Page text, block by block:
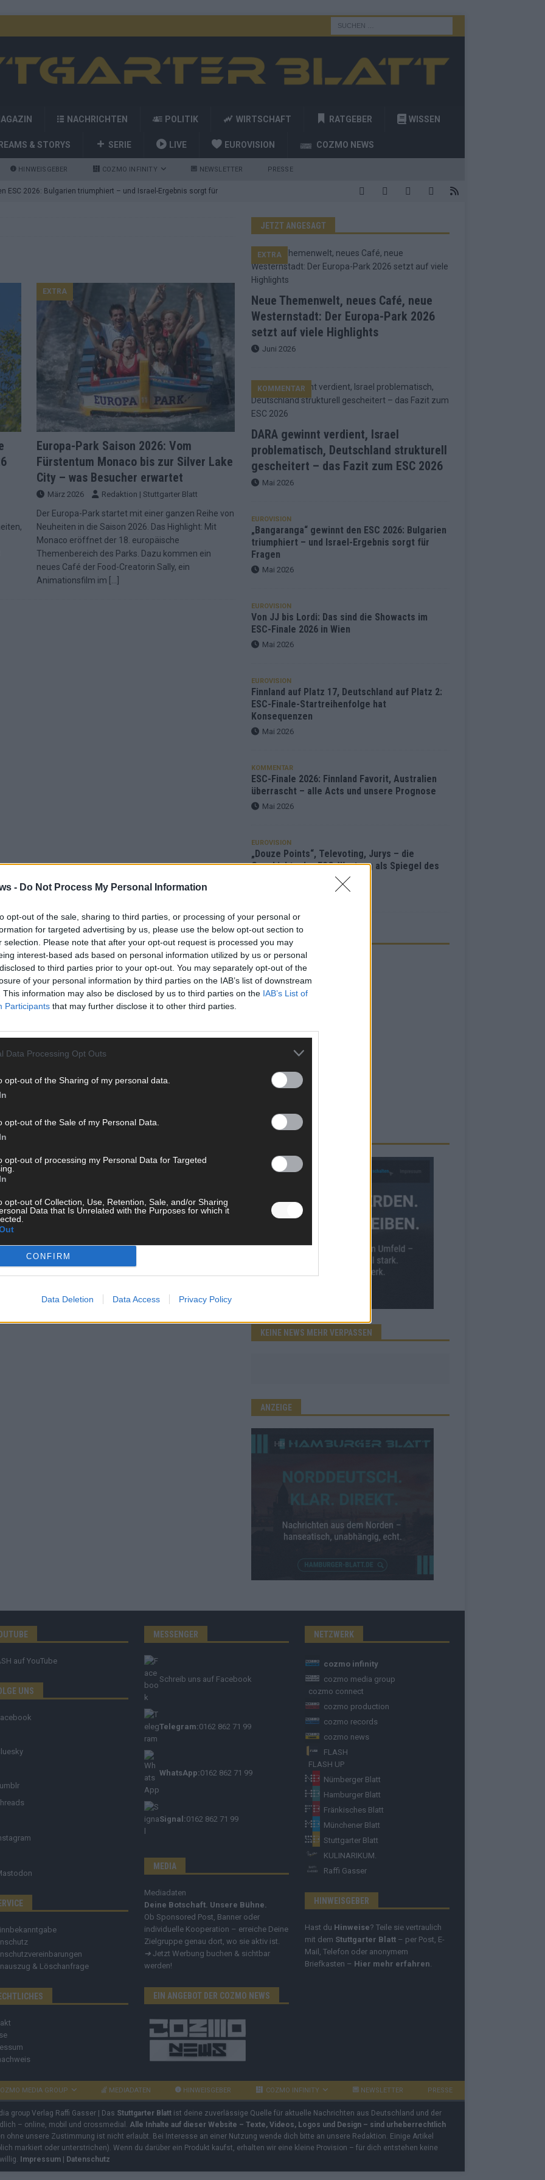
- Do Not Process My Personal Information
opt-out of the sale, sharing to third parties, or processing of your personal or
for targeted advertising by us, please use the below opt-out section to
selection. Please note that after your opt-out request is processed you may
interest-based ads based on personal information utilized by us or personal
to third parties prior to your opt-out. You may separately opt-out of the
of your personal information by third parties on the IAB’s list of downstream
This information may also be disclosed by us to third parties on the IAB’s List of
Participants that may further disclose it to other third parties.
Data Processing Opt Outs
opt-out of the Sharing of my personal data.
opt-out of the Sale of my Personal Data.
opt-out of processing my Personal Data for Targeted
opt-out of Collection, Use, Retention, Sale, and/or Sharing
Data that Is Unrelated with the Purposes for which it
CONFIRM
Data Deletion Data Access Privacy Policy
NACHRICHTEN POLITIK WIRTSCHAFT RATGEBER WISSEN
& STORYS SERIE LIVE EUROVISION COZMO NEWS
HINWEISGEBER COZMO INFINITY NEWSLETTER PRESSE
ESC 2026: Bulgarien triumphiert – und Israel-Ergebnis sorgt für
die Showacts im ESC-Finale 2026 in Wien
auf Platz 2: ESC-Finale-Startreihenfolge hat
Favorit, Australien überrascht – alle Acts und unsere Prognose
Jurys – die Geschichte der ESC-Wertung als Spiegel des
vier Big-Four-Länder, ein Gastgeber – alle Acts im
Walzer zu kurz, Moderation zu provinziell – das Fazit zum
2: Dänemark vorne, Aserbaidschan chancenlos – Zypern
Café, neue Westernstadt: Der Europa-Park 2026 setzt auf viele
problematisch, Deutschland strukturell gescheitert – das
EXTRA
Europa-Park Saison 2026: Vom
Fürstentum Monaco bis zur Silver Lake
City – was Besucher erwartet
März 2026 Redaktion | Stuttgarter Blatt
Der Europa-Park startet mit einer ganzen Reihe von
Neuheiten in die Saison 2026. Das Highlight: Mit
Monaco eröffnet der 18. europäische
Themenbereich des Parks. Dazu kommen ein
neues Café der Food-Creatorin Sally, ein
Animationsfilm im
JETZT ANGESAGT
Neue Themenwelt, neues Café, neue
Westernstadt: Der Europa-Park 2026
setzt auf viele Highlights
EXTRA
Juni 2026
DARA gewinnt verdient, Israel
problematisch, Deutschland strukturell
gescheitert – das Fazit zum ESC 2026
KOMMENTAR
Mai 2026
EUROVISION
„Bangaranga“ gewinnt den ESC 2026: Bulgarien
triumphiert – und Israel-Ergebnis sorgt für
Fragen
Mai 2026
EUROVISION
Von JJ bis Lordi: Das sind die Showacts im
ESC-Finale 2026 in Wien
Mai 2026
EUROVISION
Finnland auf Platz 17, Deutschland auf Platz 2:
ESC-Finale-Startreihenfolge hat
Konsequenzen
Mai 2026
KOMMENTAR
ESC-Finale 2026: Finnland Favorit, Australien
überrascht – alle Acts und unsere Prognose
Mai 2026
EUROVISION
„Douze Points“, Televoting, Jurys – die
Geschichte der ESC-Wertung als Spiegel des
KEINE NEWS MEHR VERPASSEN
ANZEIGE
auf YouTube
UNS
& Löschanfrage
MESSENGER
Schreib uns auf Facebook
Telegram:0162 862 71 99
WhatsApp:0162 862 71 99
Signal:0162 862 71 99
MEDIA
Mediadaten
Deine Botschaft. Unsere Bühne.
Ob Sponsored Post, Banner oder
individuelle Kooperation – erreiche Deine
Zielgruppe genau dort, wo sie aktiv ist.
➔ Jetzt Werbung buchen & sichtbar
werden!
EIN ANGEBOT DER COZMO NEWS
NETZWERK
cozmo infinity
cozmo media group
cozmo connect
cozmo production
cozmo records
cozmo news
FLASH
FLASH UP
Nürnberger Blatt
Hamburger Blatt
Fränkisches Blatt
Münchener Blatt
Stuttgarter Blatt
KULINARIKUM.
Raffi Gasser
HINWEISGEBER
Hast du Hinweise? Teile sie vertraulich
mit dem Stuttgarter Blatt – per Post, E-
Mail, Telefon oder anonymem
Briefkasten – Hier mehr erfahren
MEDIA GROUP MEDIADATEN HINWEISGEBER COZMO INFINITY NEWSLETTER PRESSE
group Verlag Raffi Gasser | Das Stuttgarter Blatt ist deine zuverlässige Quelle für aktuelle Nachrichten aus Deutschland und der
– online, mobil und crossmedial. Alle Inhalte auf dieser Website – Texte, Videos, Logos und Design – sind urheberrechtlich
ohne unsere Zustimmung ist nicht erlaubt. Bei Interesse an einer Nutzung wende dich bitte an unsere Redaktion. Einige Artikel
markiert oder unterstrichen). Wenn du darüber ein Produkt kaufst, erhalten wir eine kleine Provision – für dich entstehen keine
Impressum | Datenschutz